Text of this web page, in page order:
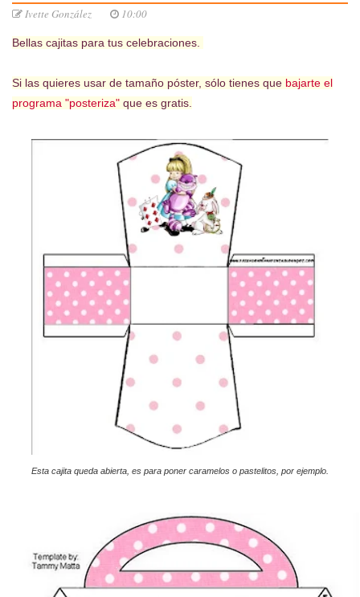
Ivette González 10:00
Bellas cajitas para tus celebraciones.
Si las quieres usar de tamaño póster, sólo tienes que bajarte el
programa "posteriza" que es gratis.
Esta cajita queda abierta, es para poner caramelos o pastelitos, por ejemplo.